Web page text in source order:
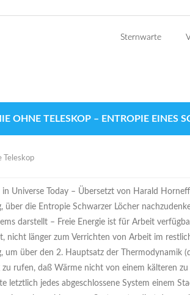
Sternwarte
OHNE TELESKOP – ENTROPIE EINES
Teleskop
in Universe Today – Übersetzt von Harald Horneff
über die Entropie Schwarzer Löcher
darstellt – Freie Energie ist für Arbeit
nicht länger zum Verrichten von Arbeit im
um über den 2. Hauptsatz der Thermodynamik
zu rufen, daß Wärme nicht von einem kälteren
letztlich jedes abgeschlossene System einem